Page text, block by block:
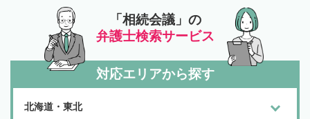
「相続会議」の
弁護士検索サービス
対応エリアから探す
北海道・東北